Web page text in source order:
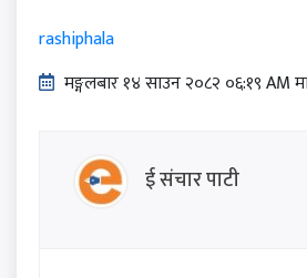
rashiphala
मङ्गलबार १४ साउन २०८२ ०६:१९ AM
ई संचार पाटी